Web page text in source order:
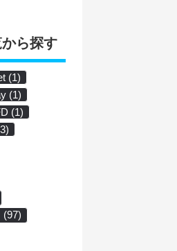
ら探す
(1)
(1)
(1)
(97)